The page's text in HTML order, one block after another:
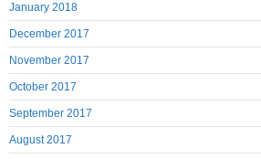
January 2018
December 2017
November 2017
October 2017
September 2017
August 2017